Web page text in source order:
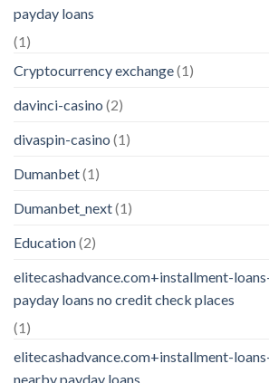
payday loans
(1)
Cryptocurrency exchange(1)
davinci-casino (2)
divaspin-casino (1)
Dumanbet(1)
Dumanbet_next(1)
Education(2)
elitecashadvance.com+installment-
payday loans no credit check places
(1)
elitecashadvance.com+installment-
nearby payday loans